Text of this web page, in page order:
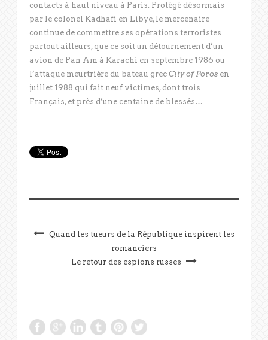
contacts à haut niveau à Paris. Protégé désormais
par le colonel Kadhafi en Libye, le mercenaire
continue de commettre ses opérations terroristes
partout ailleurs, que ce soit un détournement d’un
avion de Pan Am à Karachi en septembre 1986 ou
l’attaque meurtrière du bateau grec City of Porosen
juillet 1988 qui fait neuf victimes, dont trois
Français, et près d’une centaine de blessés…
Quand les tueurs de la République inspirent les
romanciers
Le retour des espions russes